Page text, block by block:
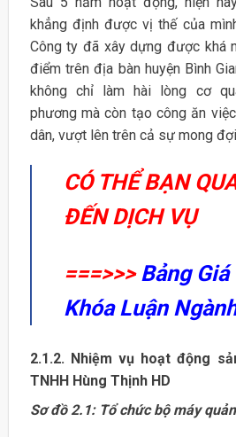
khẳng định được vị thế của
Công ty đã xây dựng được khá
điểm trên địa bàn huyện Bình
không chỉ làm hài lòng cơ
phương mà còn tạo công ăn
dân, vượt lên trên cả sự mong
CÓ THỂ BẠN
ĐẾN DỊCH VỤ
===>>>Bảng
Khóa Luận
2.1.2. Nhiệm vụ hoạt động
TNHH Hùng Thịnh HD
Sơ đồ 2.1: Tổ chức bộ máy